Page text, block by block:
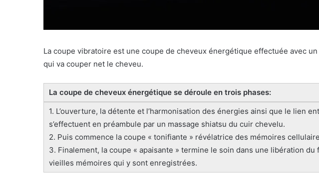
La coupe vibratoire est une coupe de cheveux énergétique effectuée avec
qui va couper net le cheveu.
La coupe de cheveux énergétique se déroule en trois phases:
1. L’ouverture, la détente et l’harmonisation des énergies ainsi que le lien
s’effectuent en préambule par un massage shiatsu du cuir chevelu.
2. Puis commence la coupe « tonifiante » révélatrice des mémoires
3. Finalement, la coupe « apaisante » termine le soin dans une libération
vieilles mémoires qui y sont enregistrées.